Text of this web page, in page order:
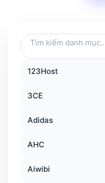
Tìm
kiếm
danh
mục
123Host
3CE
Adidas
AHC
Aiwibi